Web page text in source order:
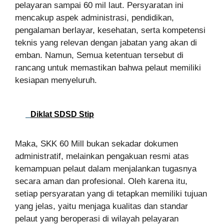
pelayaran sampai 60 mil laut. Persyaratan ini
mencakup aspek administrasi, pendidikan,
pengalaman berlayar, kesehatan, serta kompetensi
teknis yang relevan dengan jabatan yang akan di
emban. Namun, Semua ketentuan tersebut di
rancang untuk memastikan bahwa pelaut memiliki
kesiapan menyeluruh.
Diklat SDSD Stip
Maka, SKK 60 Mill bukan sekadar dokumen
administratif, melainkan pengakuan resmi atas
kemampuan pelaut dalam menjalankan tugasnya
secara aman dan profesional. Oleh karena itu,
setiap persyaratan yang di tetapkan memiliki tujuan
yang jelas, yaitu menjaga kualitas dan standar
pelaut yang beroperasi di wilayah pelayaran